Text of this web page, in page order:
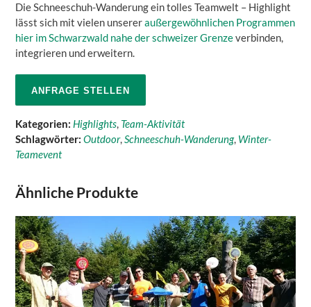
Die Schneeschuh-Wanderung ein tolles Teamwelt – Highlight
lässt sich mit vielen unsereraußergewöhnlichen Programmen
hier im Schwarzwald nahe der schweizer Grenzeverbinden,
integrieren und erweitern.
ANFRAGE STELLEN
Kategorien: Highlights, Team-Aktivität
Schlagwörter: Outdoor,Schneeschuh-Wanderung, Winter-
Teamevent
Ähnliche Produkte